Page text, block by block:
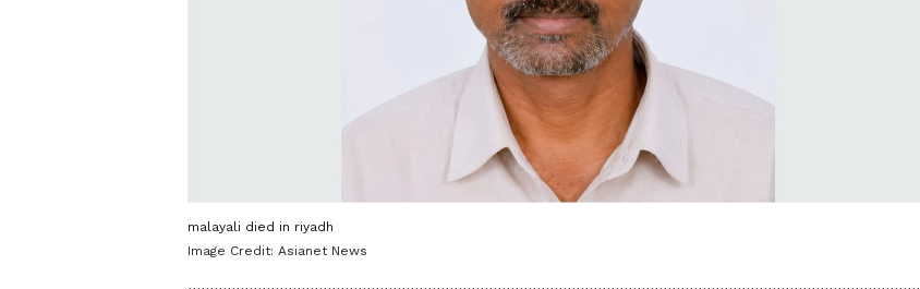
malayali died in riyadh
Image Credit: Asianet News